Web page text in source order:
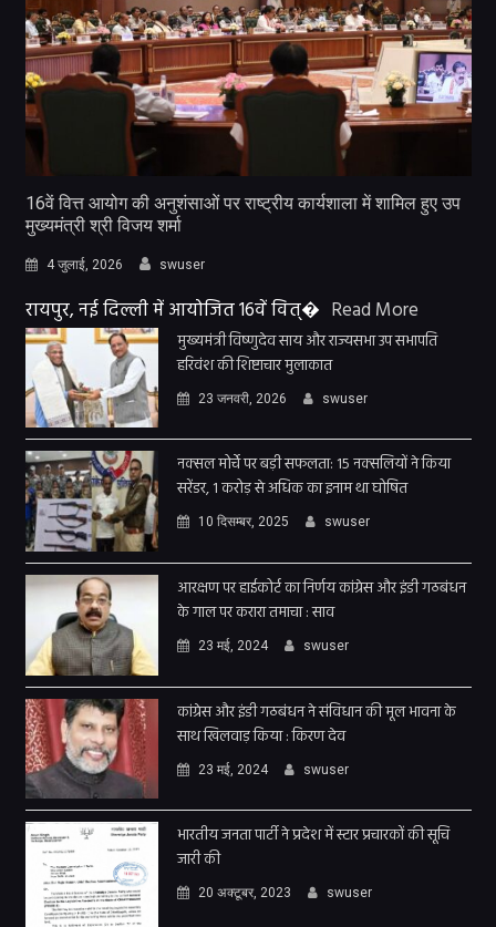
16वें वित्त आयोग की अनुशंसाओं पर राष्ट्रीय कार्यशाला में शामिल हुए उप
मुख्यमंत्री श्री विजय शर्मा
4 जुलाई, 2026 swuser
रायपुर, नई दिल्ली में आयोजित 16वें वित्� Read More
मुख्यमंत्री विष्णुदेव साय और राज्यसभा उप सभापति
हरिवंश की शिष्टाचार मुलाकात
23 जनवरी, 2026 swuser
नक्सल मोर्चे पर बड़ी सफलता: 15 नक्सलियों ने किया
सरेंडर, 1 करोड़ से अधिक का इनाम था घोषित
10 दिसम्बर, 2025 swuser
आरक्षण पर हाईकोर्ट का निर्णय कांग्रेस और इंडी गठबंधन
के गाल पर करारा तमाचा : साव
23 मई, 2024 swuser
कांग्रेस और इंडी गठबंधन ने संविधान की मूल भावना के
साथ खिलवाड़ किया : किरण देव
23 मई, 2024 swuser
भारतीय जनता पार्टी ने प्रदेश में स्टार प्रचारकों की सूचि
जारी की
20 अक्टूबर, 2023 swuser